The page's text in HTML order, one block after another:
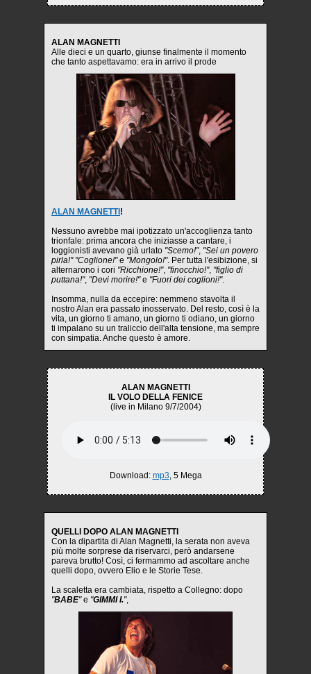
ALAN MAGNETTI
Alle dieci e un quarto, giunse finalmente il momento
che tanto aspettavamo: era in arrivo il prode
ALAN MAGNETTI !
Nessuno avrebbe mai ipotizzato un'accoglienza tanto
trionfale: prima ancora che iniziasse a cantare, i
loggionisti avevano già urlato "Scemo!", "Sei un povero
pirla!" "Coglione!"e "Mongolo!". Per tutta l'esibizione, si
alternarono i cori "Ricchione!", "finocchio!", "figlio di
puttana!", "Devi morire!"e "Fuori dei coglioni!".
Insomma, nulla da eccepire: nemmeno stavolta il
nostro Alan era passato inosservato. Del resto, così è la
vita, un giorno ti amano, un giorno ti odiano, un giorno
ti impalano su un traliccio dell'alta tensione, ma sempre
con simpatia. Anche questo è amore.
ALAN MAGNETTI
IL VOLO DELLA FENICE
(live in Milano 9/7/2004)
Download: mp3, 5 Mega
QUELLI DOPO ALAN MAGNETTI
Con la dipartita di Alan Magnetti, la serata non aveva
più molte sorprese da riservarci, però andarsene
pareva brutto! Così, ci fermammo ad ascoltare anche
quelli dopo, ovvero Elio e le Storie Tese.
La scaletta era cambiata, rispetto a Collegno: dopo
"BABE"e "GIMMI I.",